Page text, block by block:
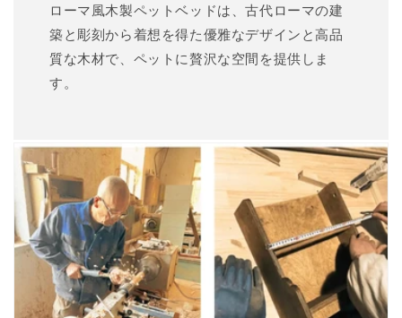
ローマ風木製ペットベッドは、古代ローマの建
築と彫刻から着想を得た優雅なデザインと高品
質な木材で、ペットに贅沢な空間を提供しま
す。